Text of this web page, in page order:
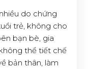
do chứng
trẻ, không cho
bạn bè, gia
thể tiết chế
bản thân, làm